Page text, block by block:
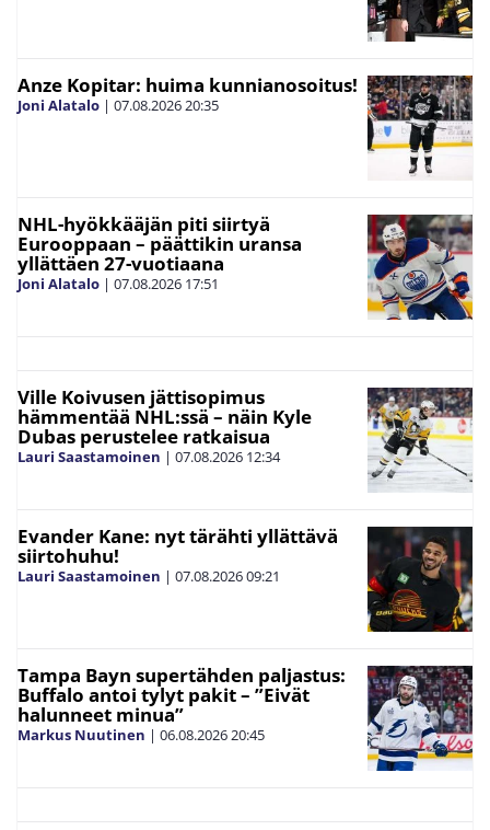
Anze Kopitar: huima kunnianosoitus!
Joni Alatalo | 07.08.202620:35
NHL-hyökkääjän piti siirtyä
Eurooppaan – päättikin uransa
yllättäen 27-vuotiaana
Joni Alatalo | 07.08.2026 17:51
Ville Koivusen jättisopimus
hämmentää NHL:ssä – näin Kyle
Dubas perustelee ratkaisua
Lauri Saastamoinen | 07.08.2026 12:34
Evander Kane: nyt tärähti yllättävä
siirtohuhu!
Lauri Saastamoinen | 07.08.202609:21
Tampa Bayn supertähden paljastus:
Buffalo antoi tylyt pakit – ”Eivät
halunneet minua”
Markus Nuutinen | 06.08.202620:45